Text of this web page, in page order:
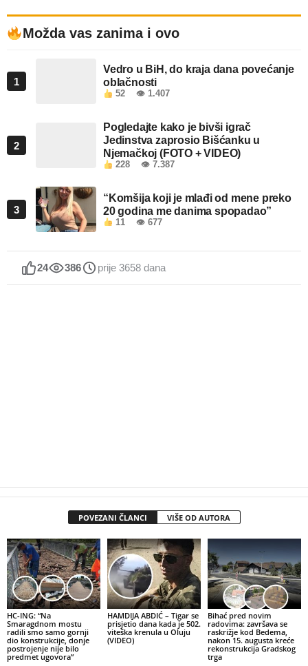
Možda vas zanima i ovo
1
Vedro u BiH, do kraja dana povećanje
oblačnosti
52 👁 1.407
2
Pogledajte kako je bivši igrač
Jedinstva zaprosio Bišćanku u
Njemačkoj (FOTO + VIDEO)
228 👁 7.387
3
“Komšija koji je mlađi od mene preko
20 godina me danima spopadao”
11 👁 677
24 386 prije 3658 dana
POVEZANI ČLANCI VIŠE OD AUTORA
HC-ING: “Na
Smaragdnom mostu
radili smo samo gornji
dio konstrukcije, donje
postrojenje nije bilo
predmet ugovora”
HAMDIJA ABDIĆ – Tigar se
prisjetio dana kada je 502.
viteška krenula u Oluju
(VIDEO)
Bihać pred novim
radovima: završava se
raskrižje kod Bedema,
nakon 15. augusta kreće
rekonstrukcija Gradskog
trga